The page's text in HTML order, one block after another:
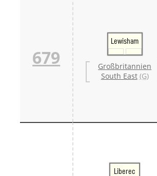
679
Lewisham
Großbritannien
South East (G)
Liberec